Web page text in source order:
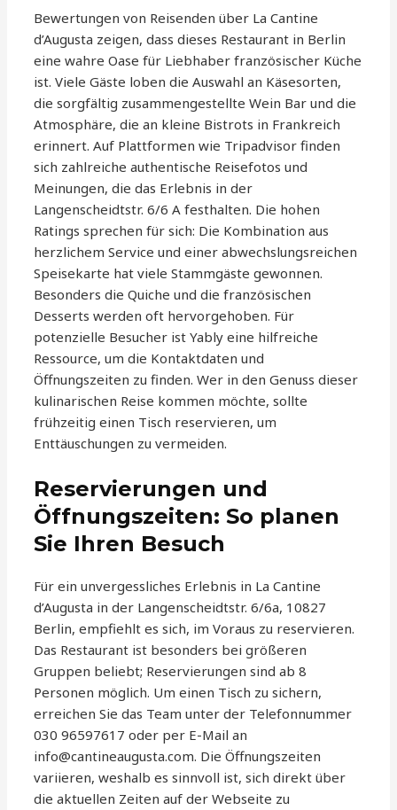
Bewertungen von Reisenden über La Cantine
d’Augusta zeigen, dass dieses Restaurant in Berlin
eine wahre Oase für Liebhaber französischer Küche
ist. Viele Gäste loben die Auswahl an Käsesorten,
die sorgfältig zusammengestellte Wein Bar und die
Atmosphäre, die an kleine Bistrots in Frankreich
erinnert. Auf Plattformen wie Tripadvisor finden
sich zahlreiche authentische Reisefotos und
Meinungen, die das Erlebnis in der
Langenscheidtstr. 6/6 A festhalten. Die hohen
Ratings sprechen für sich: Die Kombination aus
herzlichem Service und einer abwechslungsreichen
Speisekarte hat viele Stammgäste gewonnen.
Besonders die Quiche und die französischen
Desserts werden oft hervorgehoben. Für
potenzielle Besucher ist Yably eine hilfreiche
Ressource, um die Kontaktdaten und
Öffnungszeiten zu finden. Wer in den Genuss dieser
kulinarischen Reise kommen möchte, sollte
frühzeitig einen Tisch reservieren, um
Enttäuschungen zu vermeiden.
Reservierungen und
Öffnungszeiten: So planen
Sie Ihren Besuch
Für ein unvergessliches Erlebnis in La Cantine
d’Augusta in der Langenscheidtstr. 6/6a, 10827
Berlin, empfiehlt es sich, im Voraus zu reservieren.
Das Restaurant ist besonders bei größeren
Gruppen beliebt; Reservierungen sind ab 8
Personen möglich. Um einen Tisch zu sichern,
erreichen Sie das Team unter der Telefonnummer
030 96597617 oder per E-Mail an
info@cantineaugusta.com. Die Öffnungszeiten
variieren, weshalb es sinnvoll ist, sich direkt über
die aktuellen Zeiten auf der Webseite zu